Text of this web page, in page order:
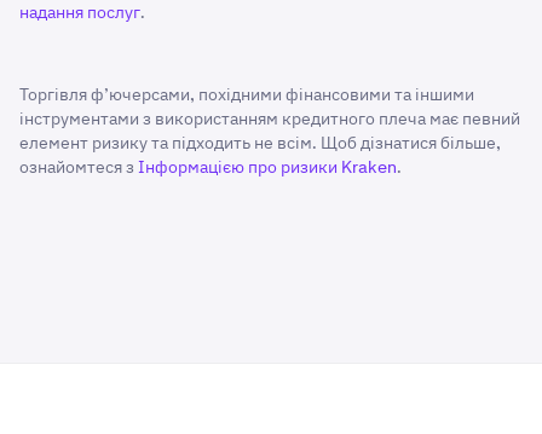
надання послуг.
Торгівля ф’ючерсами, похідними фінансовими та іншими
інструментами з використанням кредитного плеча має певний
елемент ризику та підходить не всім. Щоб дізнатися більше,
ознайомтеся з Інформацією про ризики Kraken.